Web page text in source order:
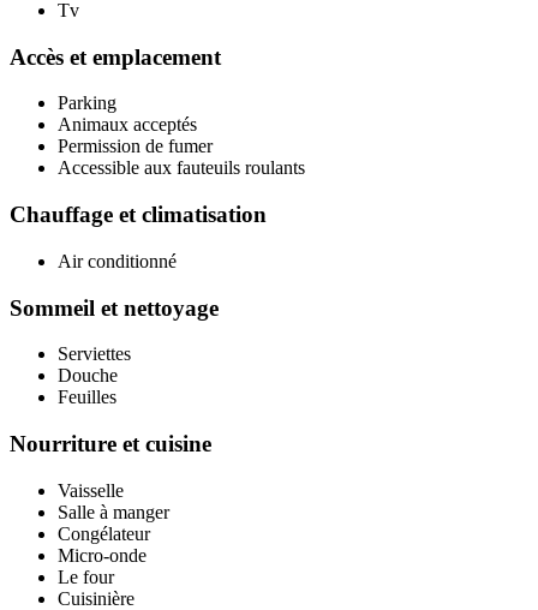
Tv
Accès et emplacement
Parking
Animaux acceptés
Permission de fumer
Accessible aux fauteuils roulants
Chauffage et climatisation
Air conditionné
Sommeil et nettoyage
Serviettes
Douche
Feuilles
Nourriture et cuisine
Vaisselle
Salle à manger
Congélateur
Micro-onde
Le four
Cuisinière